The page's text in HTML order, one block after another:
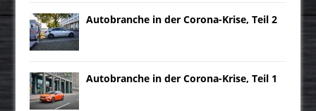
Autobranche in der Corona-Krise, Teil 2
Autobranche in der Corona-Krise, Teil 1